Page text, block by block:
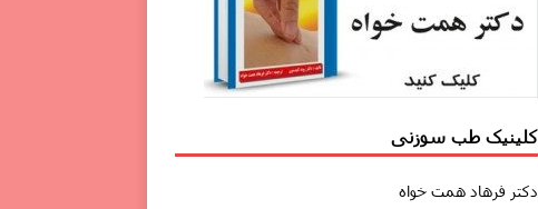
کلینیک طب سوزنی
دکتر فرهاد همت خواه